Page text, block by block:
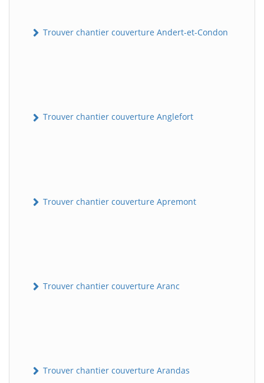
Trouver chantier couverture Andert-et-Condon
Trouver chantier couverture Anglefort
Trouver chantier couverture Apremont
Trouver chantier couverture Aranc
Trouver chantier couverture Arandas